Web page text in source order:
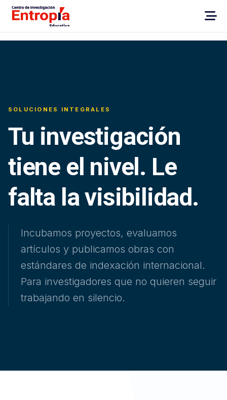
SOLUCIONES INTEGRALES
Tu investigación
tiene el nivel. Le
falta la visibilidad.
Incubamos proyectos, evaluamos
artículos y publicamos obras con
estándares de indexación internacional.
Para investigadores que no quieren seguir
trabajando en silencio.